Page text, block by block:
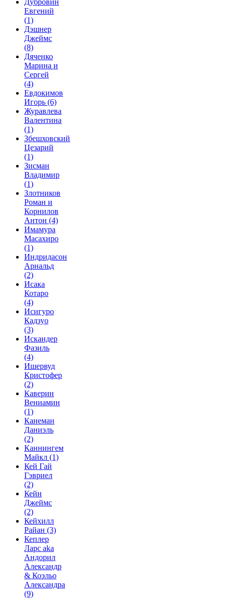
Дубровин
Евгений
(1)
Дэшнер
Джеймс
(8)
Дяченко
Марина и
Сергей
(4)
Евдокимов
Игорь (6)
Журавлева
Валентина
(1)
Збешховский
Цезарий
(1)
Зисман
Владимир
(1)
Злотников
Роман и
Корнилов
Антон (4)
Имамура
Масахиро
(1)
Индридасон
Арнальд
(2)
Исака
Котаро
(4)
Исигуро
Кадзуо
(3)
Искандер
Фазиль
(4)
Ишервуд
Кристофер
(2)
Каверин
Вениамин
(1)
Канеман
Даниэль
(2)
Каннингем
Майкл (1)
Кей Гай
Гэвриел
(2)
Кейн
Джеймс
(2)
Кейхилл
Райан (3)
Кеплер
Ларс aka
Андорил
Александр
& Коэльо
Александра
(9)